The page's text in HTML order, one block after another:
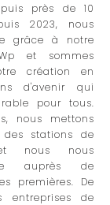
près de 10
2023, nous
grâce à notre
et sommes
création en
d'avenir qui
pour tous.
nous mettons
stations de
nous nous
auprès de
premières. De
entreprises de